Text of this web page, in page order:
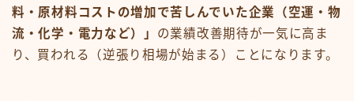
料・原材料コストの増加で苦しんでいた企業（空運・物
流・化学・電力など）」 の業績改善期待が一気に高ま
り、買われる（逆張り相場が始まる）ことになります。